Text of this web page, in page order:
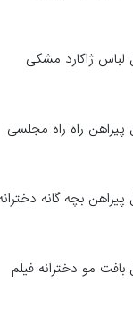
لباس ژاکارد مشکی
پیراهن راه راه مجلسی
بچه گانه
مو دخترانه فیلم